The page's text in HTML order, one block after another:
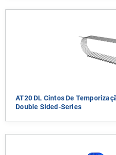
AT20 DL Cintos De
Double Sided-Series